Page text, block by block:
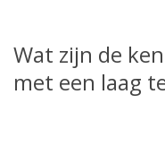
Wat zijn de
met een laag